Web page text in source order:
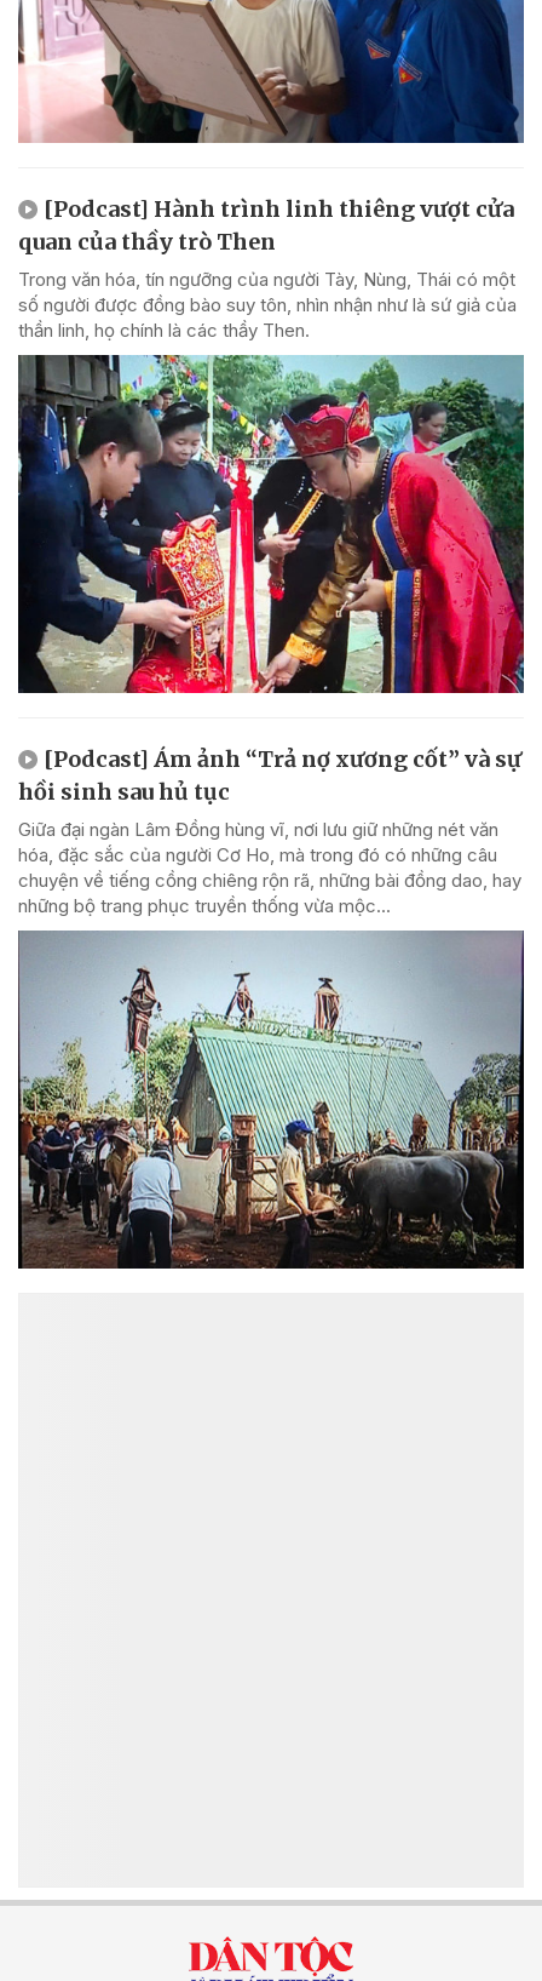
[Podcast] Hành trình linh thiêng vượt cửa
quan của thầy trò Then
Trong văn hóa, tín ngưỡng của người Tày, Nùng, Thái có một
số người được đồng bào suy tôn, nhìn nhận như là sứ giả của
thần linh, họ chính là các thầy Then.
[Podcast] Ám ảnh “Trả nợ xương cốt” và sự
hồi sinh sau hủ tục
Giữa đại ngàn Lâm Đồng hùng vĩ, nơi lưu giữ những nét văn
hóa, đặc sắc của người Cơ Ho, mà trong đó có những câu
chuyện về tiếng cồng chiêng rộn rã, những bài đồng dao, hay
những bộ trang phục truyền thống vừa mộc...